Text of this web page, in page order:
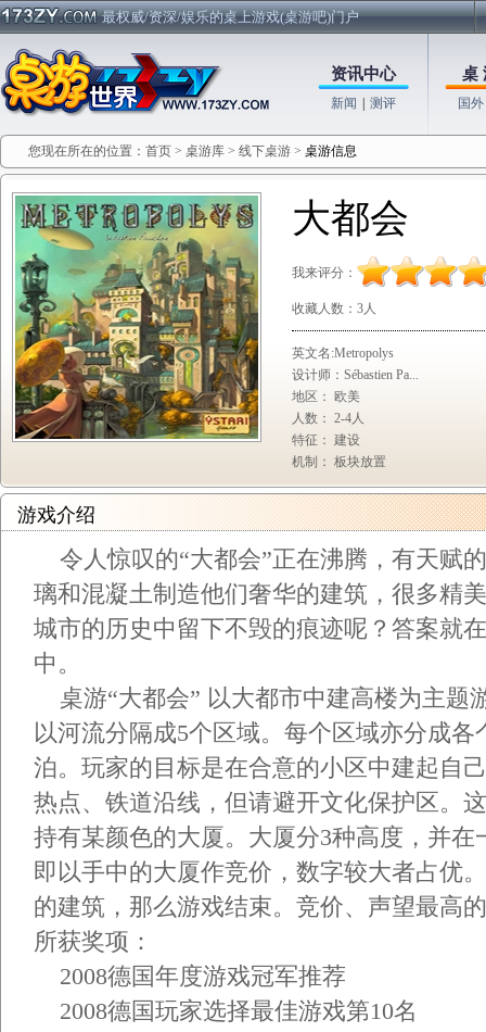
最权威/资深/娱乐的桌上游戏(桌游吧)门户
资讯中心
新闻 测评
桌
国外
您现在所在的位置： 首页 > 桌游库 > 线下桌游 > 桌游信息
大都会
我来评分：
收藏人数： 3人
英文名:Metropolys
设计师：Sébastien Pa...
地区： 欧美
人数： 2-4人
特征： 建设
机制： 板块放置
游戏介绍
令人惊叹的“大都会”正在沸腾，有天赋
璃和混凝土制造他们奢华的建筑，很多精
城市的历史中留下不毁的痕迹呢？答案就
中。
桌游“大都会” 以大都市中建高楼为主题
以河流分隔成5个区域。每个区域亦分成
泊。玩家的目标是在合意的小区中建起自
热点、铁道沿线，但请避开文化保护区。
持有某颜色的大厦。大厦分3种高度，并在
即以手中的大厦作竞价，数字较大者占优
的建筑，那么游戏结束。竞价、声望最高
所获奖项：
2008德国年度游戏冠军推荐
2008德国玩家选择最佳游戏第10名